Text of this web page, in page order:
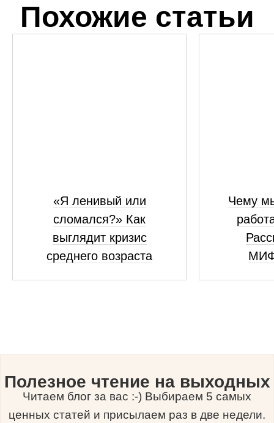
Похожие статьи
«Я ленивый или
сломался?» Как
выглядит кризис
среднего возраста
Чему
Полезное чтение на выходных
Читаем блог за вас :-) Выбираем 5 самых
ценных статей и присылаем раз в две недели.